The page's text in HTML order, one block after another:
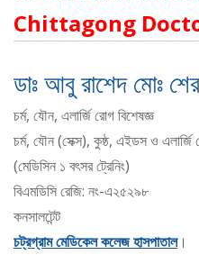
Chittagong
ডাঃ আবু রাশেদ মোঃ
চর্ম, যৌন, এলার্জি রোগ বিশেষজ্ঞ
চর্ম, যৌন (সেক্স), কুষ্ঠ, এইডস ও এলার্জি
(মেডিসিন ১ বৎসর ট্রেনিং)
বিএমডিসি রেজি: নং-এ২৫২৯৮
কনসালটেন্ট
চট্রগ্রাম মেডিকেল কলেজ হাসপাতাল।